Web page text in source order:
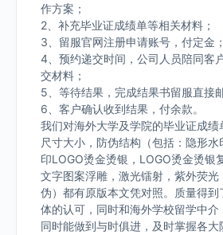
作方案；
2、补充毕业证成绩单等相关材料；
3、留服官网注册申请账号，付定金；
4、预约递交时间，公司人员陪同客
交材料；
5、等待结果，完成结果书留服直接
6、客户确认收到结果，付余款。
我们对海外大学及学院的毕业证成绩
尺寸大小，防伪结构（包括：隐形
印LOGO烫金烫银，LOGO烫金烫银
文字图案浮雕，激光镭射，紫外荧光
伪）都有原版本文凭对照。质量得
体的认可，同时和海外学校留学中介
同时能做到与时俱进，及时掌握各大